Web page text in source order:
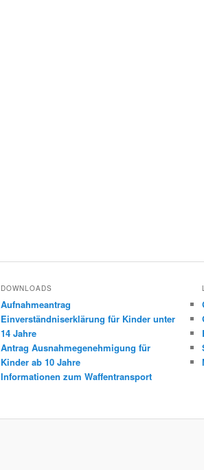
DOWNLOADS
Aufnahmeantrag
Einverständniserklärung für Kinder unter
14 Jahre
Antrag Ausnahmegenehmigung für
Kinder ab 10 Jahre
Informationen zum Waffentransport